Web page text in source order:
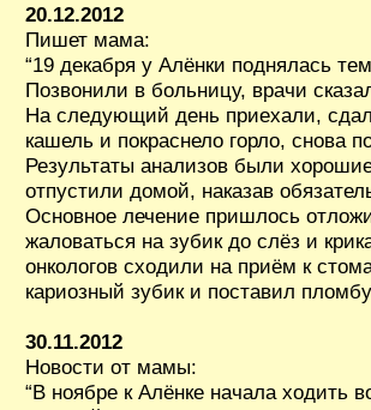
20.12.2012
Пишет мама:
“19 декабря у Алёнки поднялась
Позвонили в больницу, врачи
На следующий день приехали,
кашель и покраснело горло, снова
Результаты анализов были
отпустили домой, наказав
Основное лечение пришлось
жаловаться на зубик до слёз и
онкологов сходили на приём к
кариозный зубик и поставил
30.11.2012
Новости от мамы:
“В ноябре к Алёнке начала ходить